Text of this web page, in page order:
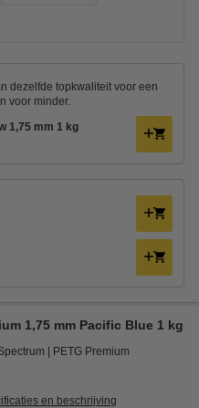
dezelfde topkwaliteit voor een
voor minder.
1,75 mm 1 kg
1,75 mm Pacific Blue 1 kg
PETG Premium
en beschrijving